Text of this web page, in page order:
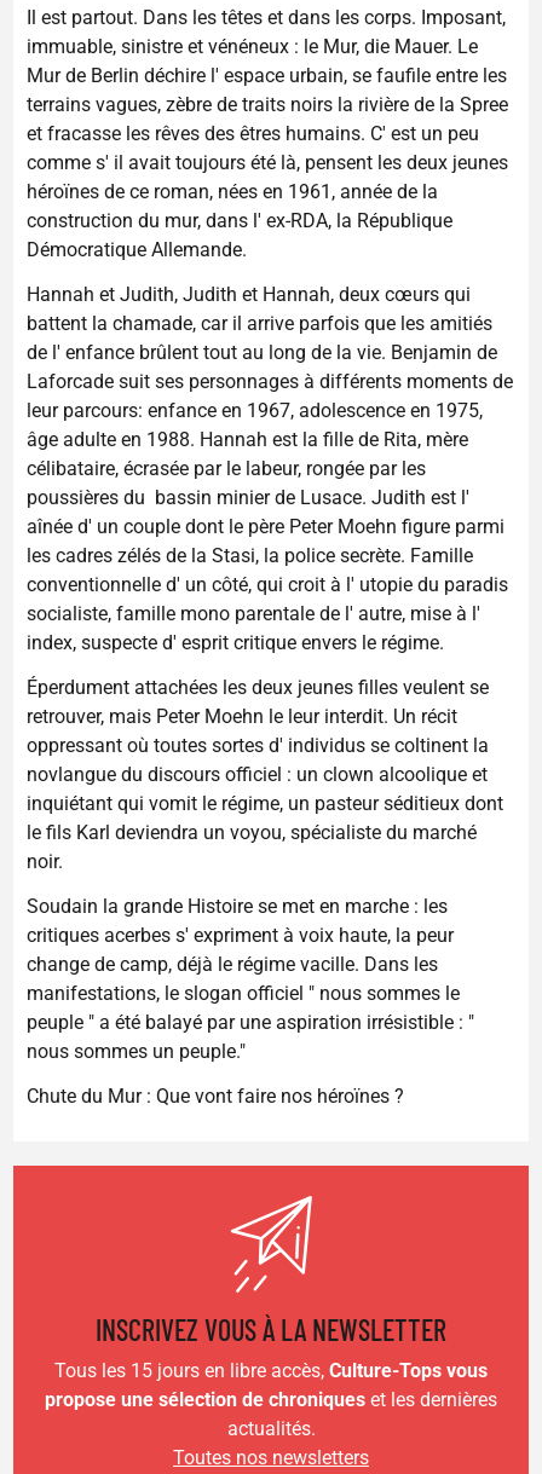
Il est partout. Dans les têtes et dans les corps. Imposant,
immuable, sinistre et vénéneux : le Mur, die Mauer. Le
Mur de Berlin déchire l' espace urbain, se faufile entre les
terrains vagues, zèbre de traits noirs la rivière de la Spree
et fracasse les rêves des êtres humains. C' est un peu
comme s' il avait toujours été là, pensent les deux jeunes
héroïnes de ce roman, nées en 1961, année de la
construction du mur, dans l' ex-RDA, la République
Démocratique Allemande.
Hannah et Judith, Judith et Hannah, deux cœurs qui
battent la chamade, car il arrive parfois que les amitiés
de l' enfance brûlent tout au long de la vie. Benjamin de
Laforcade suit ses personnages à différents moments de
leur parcours: enfance en 1967, adolescence en 1975,
âge adulte en 1988. Hannah est la fille de Rita, mère
célibataire, écrasée par le labeur, rongée par les
poussières du bassin minier de Lusace. Judith est l'
aînée d' un couple dont le père Peter Moehn figure parmi
les cadres zélés de la Stasi, la police secrète. Famille
conventionnelle d' un côté, qui croit à l' utopie du paradis
socialiste, famille mono parentale de l' autre, mise à l'
index, suspecte d' esprit critique envers le régime.
Éperdument attachées les deux jeunes filles veulent se
retrouver, mais Peter Moehn le leur interdit. Un récit
oppressant où toutes sortes d' individus se coltinent la
novlangue du discours officiel : un clown alcoolique et
inquiétant qui vomit le régime, un pasteur séditieux dont
le fils Karl deviendra un voyou, spécialiste du marché
noir.
Soudain la grande Histoire se met en marche : les
critiques acerbes s' expriment à voix haute, la peur
change de camp, déjà le régime vacille. Dans les
manifestations, le slogan officiel " nous sommes le
peuple " a été balayé par une aspiration irrésistible : "
nous sommes un peuple."
Chute du Mur : Que vont faire nos héroïnes ?
INSCRIVEZ VOUS À LA NEWSLETTER
Tous les 15 jours en libre accès, Culture-Tops vous
propose une sélection de chroniques et les dernières
actualités.
Toutes nos newsletters